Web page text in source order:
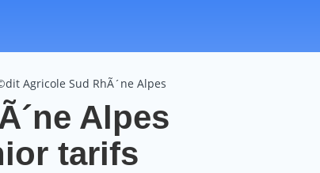
Agricole Sud RhÃ´ne Alpes
Alpes
tarifs